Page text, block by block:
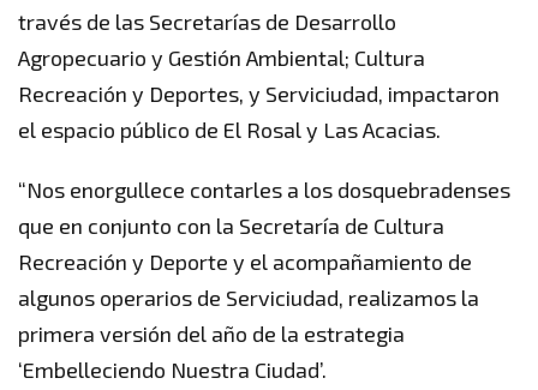
través de las Secretarías de Desarrollo
Agropecuario y Gestión Ambiental; Cultura
Recreación y Deportes, y Serviciudad, impactaron
el espacio público de El Rosal y Las Acacias.
“Nos enorgullece contarles a los dosquebradenses
que en conjunto con la Secretaría de Cultura
Recreación y Deporte y el acompañamiento de
algunos operarios de Serviciudad, realizamos la
primera versión del año de la estrategia
‘Embelleciendo Nuestra Ciudad’.